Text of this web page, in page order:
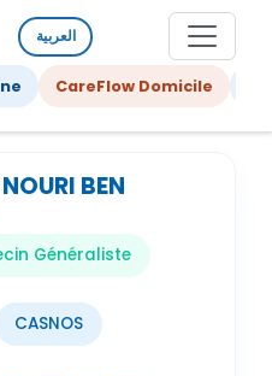
العربية
CareFlow Domicile
BEN
Généraliste
CASNOS